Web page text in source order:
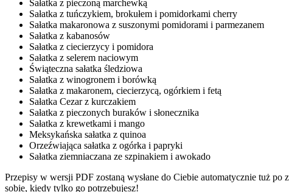
Sałatka z pieczoną marchewką
Sałatka z tuńczykiem, brokułem i pomidorkami cherry
Sałatka makaronowa z suszonymi pomidorami i parmezanem
Sałatka z kabanosów
Sałatka z ciecierzycy i pomidora
Sałatka z selerem naciowym
Świąteczna sałatka śledziowa
Sałatka z winogronem i borówką
Sałatka z makaronem, ciecierzycą, ogórkiem i fetą
Sałatka Cezar z kurczakiem
Sałatka z pieczonych buraków i słonecznika
Sałatka z krewetkami i mango
Meksykańska sałatka z quinoa
Orzeźwiająca sałatka z ogórka i papryki
Sałatka ziemniaczana ze szpinakiem i awokado
Przepisy w wersji PDF zostaną wysłane do Ciebie automatycznie tuż
sobie, kiedy tylko go potrzebujesz!